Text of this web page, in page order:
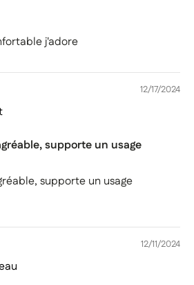
j'adore
12/17/2024
supporte un usage
supporte un usage
12/11/2024